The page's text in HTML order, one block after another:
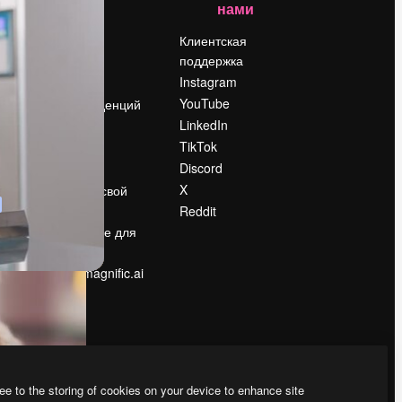
Поиск тенденций
Продайте свой
Помещение для
Ищете magnific.ai
нами
Клиентская
поддержка
Instagram
YouTube
LinkedIn
TikTok
Discord
X
Reddit
to the storing of cookies on your device to enhance site